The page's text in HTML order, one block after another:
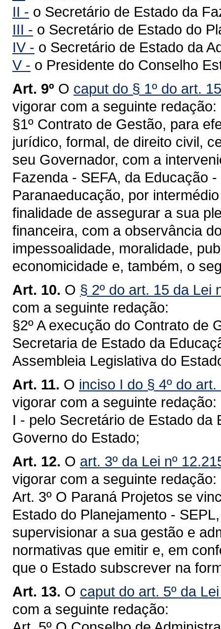
II - o Secretário de Estado da
III - o Secretário de Estado do
IV - o Secretário de Estado da
V - o Presidente do Conselho
Art. 9º O caput do § 1º do art.
vigorar com a seguinte redação:
§1º Contrato de Gestão, para
jurídico, formal, de direito civil,
seu Governador, com a
Fazenda - SEFA, da Educação
Paranaeducação, por
finalidade de assegurar a sua
financeira, com a observância
impessoalidade, moralidade,
economicidade e, também, o
Art. 10. O § 2º do art. 15 da Lei
com a seguinte redação:
§2º A execução do Contrato de
Secretaria de Estado da
Assembleia Legislativa do
Art. 11. O inciso I do § 4º do
vigorar com a seguinte redação:
I - pelo Secretário de Estado
Governo do Estado;
Art. 12. O art. 3º da Lei nº
vigorar com a seguinte redação:
Art. 3º O Paraná Projetos se
Estado do Planejamento -
supervisionar a sua gestão e
normativas que emitir e, em
que o Estado subscrever na
Art. 13. O caput do art. 5º da
com a seguinte redação: